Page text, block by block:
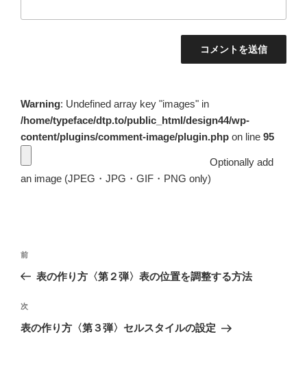
Warning: Undefined array key "images" in
/home/typeface/dtp.to/public_html/design44/wp-
content/plugins/comment-image/plugin.php on line 95
Optionally add
an image (JPEG・JPG・GIF・PNG only)
投
ビ
ゲ
前
の
稿
前
表の作り方〈第２弾〉表の位置を調整する方法
次
の
次
表の作り方〈第３弾〉セルスタイルの設定